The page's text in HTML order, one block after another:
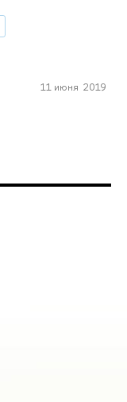
11 июня 2019